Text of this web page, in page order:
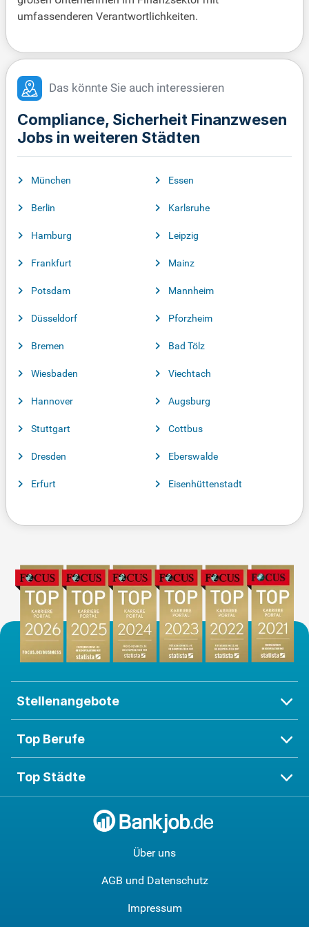
umfassenderen Verantwortlichkeiten.
Das könnte Sie auch interessieren
Compliance, Sicherheit Finanzwesen
Jobs in weiteren Städten
München
Berlin
Hamburg
Frankfurt
Potsdam
Düsseldorf
Bremen
Wiesbaden
Hannover
Stuttgart
Dresden
Erfurt
Essen
Karlsruhe
Leipzig
Mainz
Mannheim
Pforzheim
Bad Tölz
Viechtach
Augsburg
Cottbus
Eberswalde
Eisenhüttenstadt
Stellenangebote
Top Berufe
Top Städte
Über uns
AGB und Datenschutz
Impressum